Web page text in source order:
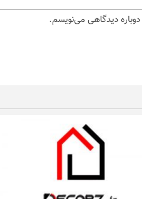
دوباره دیدگاهی می‌نویسم.